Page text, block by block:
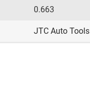
0.663
JTC Auto Tools